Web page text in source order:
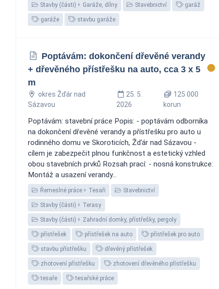
Stavby (části) Garáže, dílny Stavebnictví garáž
garáže stavbu garáže
Poptávám: dokončení dřevěné verandy
+ dřevěného přístřešku na auto, cca 3 x 5
m
okres Žďár nad
Sázavou
25. 5.
2026
125 000
korun
Poptávám: stavební práce Popis: - poptávám odborníka
na dokončení dřevěné verandy a přístřešku pro auto u
rodinného domu ve Skoroticích, Žďár nad Sázavou -
cílem je zabezpečit plnou funkčnost a estetický vzhled
obou stavebních prvků Rozsah prací: - nosná konstrukce:
Montáž a usazení verandy...
Řemeslné práce Tesaři Stavebnictví
Stavby (části) Terasy
Stavby (části) Zahradní domky, přístřešky, pergoly
přístřešek přístřešek na auto přístřešek pro auto
stavbu přístřešku dřevěný přístřešek
zhotovení přístřešku zhotovení dřevěného přístřešku
tesaře tesařské práce